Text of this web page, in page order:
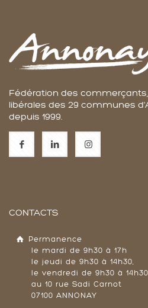
Fédération des
libérales des 29 communes
depuis 1999.
CONTACTS
Permanence
le mardi de 9h30 à 17h
le jeudi de 9h30 à 14h30,
le vendredi de 9h30 à 14h30
au 10 rue Sadi Carnot
07100 ANNONAY